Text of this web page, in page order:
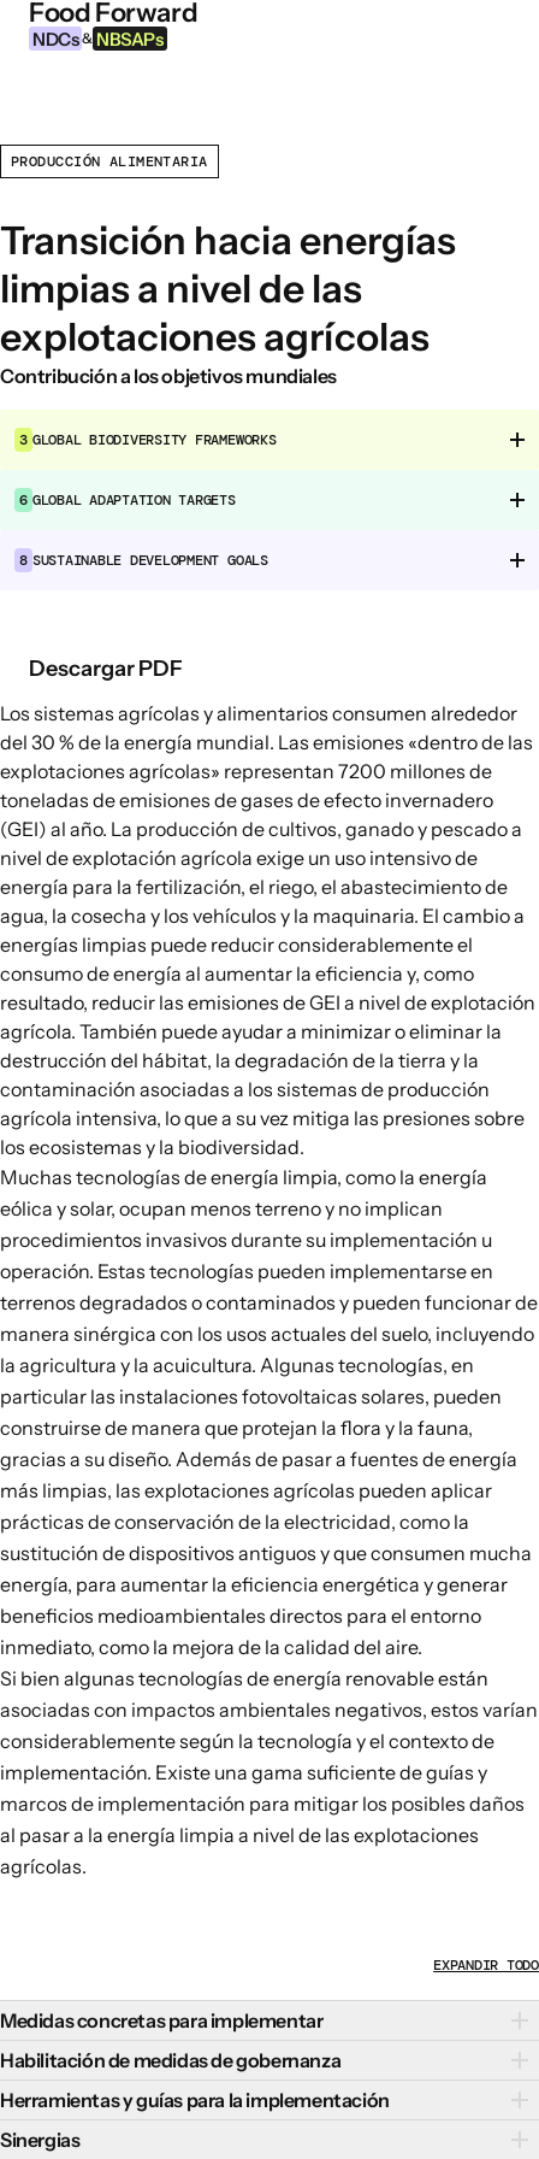
Ir al contenido
Food Forward
NDCs & NBSAPs
INFORMACIÓN
Acerca de esta herramienta
¿Qué son los NDCs?
¿Qué son las NBSAPs?
Por qué actuar sobre la agricultura y los
sistemas alimentarios
ÁREAS DE INTERVENCIÓN ALIMENTARIA
Gobernanza alimentaria
Cadenas de suministro alimentario
EXPLORAR
Opciones políticas en agricultura y
sistemas alimentarios
Conexiones
PRODUCCIÓN ALIMENTARIA
Transición hacia energías
limpias a nivel de las
explotaciones agrícolas
Contribución a los objetivos mundiales
3 GLOBAL BIODIVERSITY FRAMEWORKS
6 GLOBAL ADAPTATION TARGETS
8 SUSTAINABLE DEVELOPMENT GOALS
Descargar PDF
Los sistemas agrícolas y alimentarios consumen alrededor
del 30 % de la energía mundial. Las emisiones «dentro de las
explotaciones agrícolas» representan 7200 millones de
toneladas de emisiones de gases de efecto invernadero
(GEI) al año. La producción de cultivos, ganado y pescado a
nivel de explotación agrícola exige un uso intensivo de
energía para la fertilización, el riego, el abastecimiento de
agua, la cosecha y los vehículos y la maquinaria. El cambio a
energías limpias puede reducir considerablemente el
consumo de energía al aumentar la eficiencia y, como
resultado, reducir las emisiones de GEI a nivel de explotación
agrícola. También puede ayudar a minimizar o eliminar la
destrucción del hábitat, la degradación de la tierra y la
contaminación asociadas a los sistemas de producción
agrícola intensiva, lo que a su vez mitiga las presiones sobre
los ecosistemas y la biodiversidad.
Muchas tecnologías de energía limpia, como la energía
eólica y solar, ocupan menos terreno y no implican
procedimientos invasivos durante su implementación u
operación. Estas tecnologías pueden implementarse en
terrenos degradados o contaminados y pueden funcionar de
manera sinérgica con los usos actuales del suelo, incluyendo
la agricultura y la acuicultura. Algunas tecnologías, en
particular las instalaciones fotovoltaicas solares, pueden
construirse de manera que protejan la flora y la fauna,
gracias a su diseño. Además de pasar a fuentes de energía
más limpias, las explotaciones agrícolas pueden aplicar
prácticas de conservación de la electricidad, como la
sustitución de dispositivos antiguos y que consumen mucha
energía, para aumentar la eficiencia energética y generar
beneficios medioambientales directos para el entorno
inmediato, como la mejora de la calidad del aire.
Si bien algunas tecnologías de energía renovable están
asociadas con impactos ambientales negativos, estos varían
considerablementesegún la tecnología y el contexto de
implementación. Existe una gama suficiente de guías y
marcos de implementación para mitigar los posibles daños
al pasar a la energía limpia a nivel de las explotaciones
agrícolas.
EXPANDIR TODO
Medidas concretas para implementar
En función de los contextos y prioridades nacionales y
locales, los responsables políticos podrían aplicar las
siguientes medidas para apoyar a las explotaciones
agrícolas que se pasan a la energía limpia:
Habilitación de medidas de gobernanza
La adopción de medidas de gobernanzapuede ser clave
para la transición hacia la energía limpia a nivel de las
explotaciones agrícolas y puede incluir:
Herramientas y guías para la implementación
Algunas herramientas clave para apoyar la transición
Sinergias